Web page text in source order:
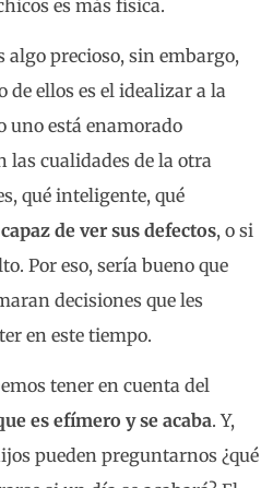
es más física.
algo precioso, sin embargo,
de ellos es el idealizar a la
uno está enamorado
las cualidades de la otra
qué inteligente, qué
de ver sus defectos, o si
Por eso, sería bueno que
decisiones que les
en este tiempo.
tener en cuenta del
es efímero y se acaba. Y,
pueden preguntarnos ¿qué